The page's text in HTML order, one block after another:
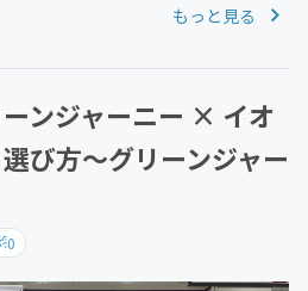
２２年２月２４日（木） １
もっと見る
ーンジャーニー × イオ
び方〜グリーンジャー
0